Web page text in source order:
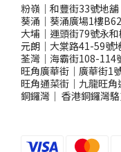
粉嶺｜和豐街33號地舖
葵涌｜葵涌廣場1樓
大埔｜運頭街79號永
元朗｜大棠路41-59號
荃灣｜海霸街108-114
旺角廣華街｜廣華街1
旺角通菜街｜九龍旺
銅鑼灣 ｜ 香港銅鑼灣